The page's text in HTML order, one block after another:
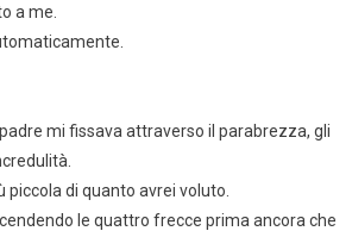
a me.
mi fissava attraverso il parabrezza, gli
piccola di quanto avrei voluto.
le quattro frecce prima ancora che